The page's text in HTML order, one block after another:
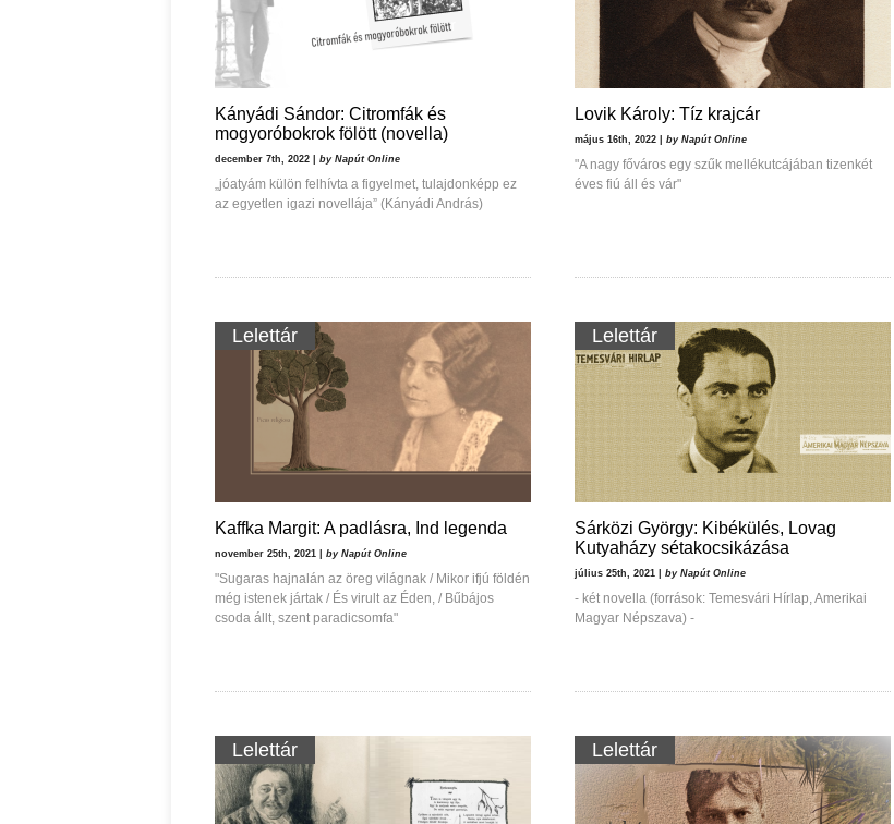
Kányádi Sándor: Citromfák és
mogyoróbokrok fölött (novella)
december 7th, 2022 | by Napút Online
„jóatyám külön felhívta a figyelmet, tulajdonképp ez
az egyetlen igazi novellája” (Kányádi András)
Lovik Károly: Tíz krajcár
május 16th, 2022 | by Napút Online
"A nagy főváros egy szűk mellékutcájában tizenkét
éves fiú áll és vár"
Lelettár
Kaffka Margit: A padlásra, Ind legenda
november 25th, 2021 | by Napút Online
"Sugaras hajnalán az öreg világnak / Mikor ifjú földén
még istenek jártak / És virult az Éden, / Bűbájos
csoda állt, szent paradicsomfa"
Lelettár
Sárközi György: Kibékülés, Lovag
Kutyaházy sétakocsikázása
július 25th, 2021 | by Napút Online
- két novella (források: Temesvári Hírlap, Amerikai
Magyar Népszava) -
Lelettár Lelettár
Parvathy Baul: A NAGY LELKEK DALAI.
Bevezetés a bául ösvénybe (Fordította: